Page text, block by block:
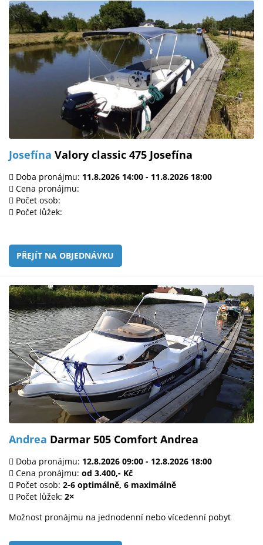
Josefína Valory classic 475 Josefína
Doba pronájmu: 11.8.2026 14:00 - 11.8.2026 18:00
Cena pronájmu:
Počet osob:
Počet lůžek:
PŘEJÍT NA OBJEDNÁVKU
Andrea Darmar 505 Comfort Andrea
Doba pronájmu: 12.8.2026 09:00 - 12.8.2026 18:00
Cena pronájmu: od 3.400,- Kč
Počet osob: 2-6 optimálně, 6 maximálně
Počet lůžek: 2×
Možnost pronájmu na jednodenní nebo vícedenní pobyt